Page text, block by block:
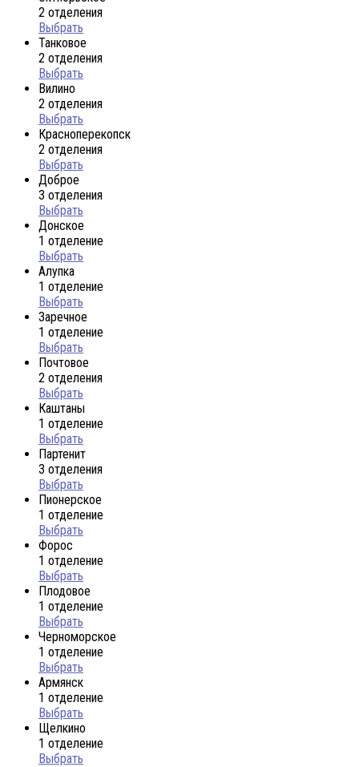
2 отделения
Выбрать
Танковое
2 отделения
Выбрать
Вилино
2 отделения
Выбрать
Красноперекопск
2 отделения
Выбрать
Доброе
3 отделения
Выбрать
Донское
1 отделение
Выбрать
Алупка
1 отделение
Выбрать
Заречное
1 отделение
Выбрать
Почтовое
2 отделения
Выбрать
Каштаны
1 отделение
Выбрать
Партенит
3 отделения
Выбрать
Пионерское
1 отделение
Выбрать
Форос
1 отделение
Выбрать
Плодовое
1 отделение
Выбрать
Черноморское
1 отделение
Выбрать
Армянск
1 отделение
Выбрать
Щелкино
1 отделение
Выбрать